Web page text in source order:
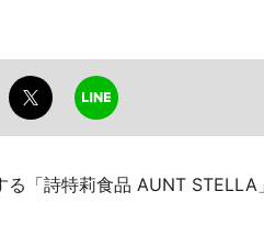
「詩特莉食品 AUNT STELLA